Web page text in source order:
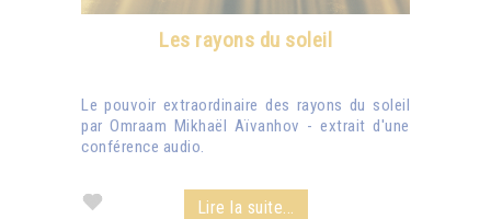
Les rayons du soleil
Le pouvoir extraordinaire des rayons du soleil
par Omraam Mikhaël Aïvanhov - extrait d'une
conférence audio.
Lire la suite...